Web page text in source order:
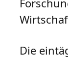
Die